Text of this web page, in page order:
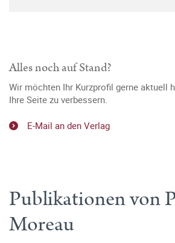
Alles noch auf Stand?
Wir möchten Ihr Kurzprofil gerne aktuell
Ihre Seite zu verbessern.
E-Mail an den Verlag
Publikationen von
Moreau